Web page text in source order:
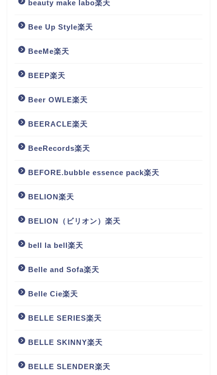
beauty make labo楽天
Bee Up Style楽天
BeeMe楽天
BEEP楽天
Beer OWLE楽天
BEERACLE楽天
BeeRecords楽天
BEFORE.bubble essence pack楽天
BELION楽天
BELION（ビリオン）楽天
bell la bell楽天
Belle and Sofa楽天
Belle Cie楽天
BELLE SERIES楽天
BELLE SKINNY楽天
BELLE SLENDER楽天